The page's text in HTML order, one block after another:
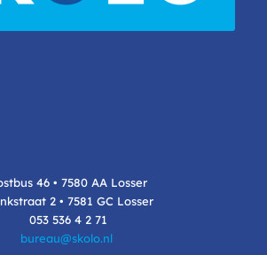
46 • 7580 AA Losser
2 • 7581 GC Losser
053 536 4 2 71
bureau@skolo.nl